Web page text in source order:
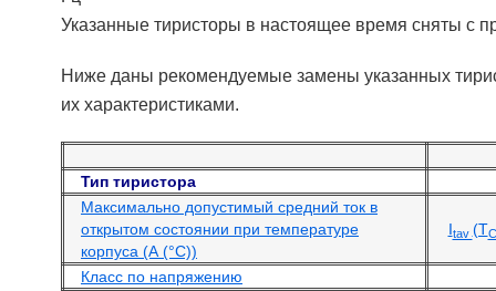
Указанные тиристоры в настоящее время сняты с
Ниже даны рекомендуемые замены указанных
их характеристиками.
Тип тиристора
Максимально допустимый средний ток в
открытом состоянии при температуре
корпуса (А (°С))
Itav(TC
Класс по напряжению